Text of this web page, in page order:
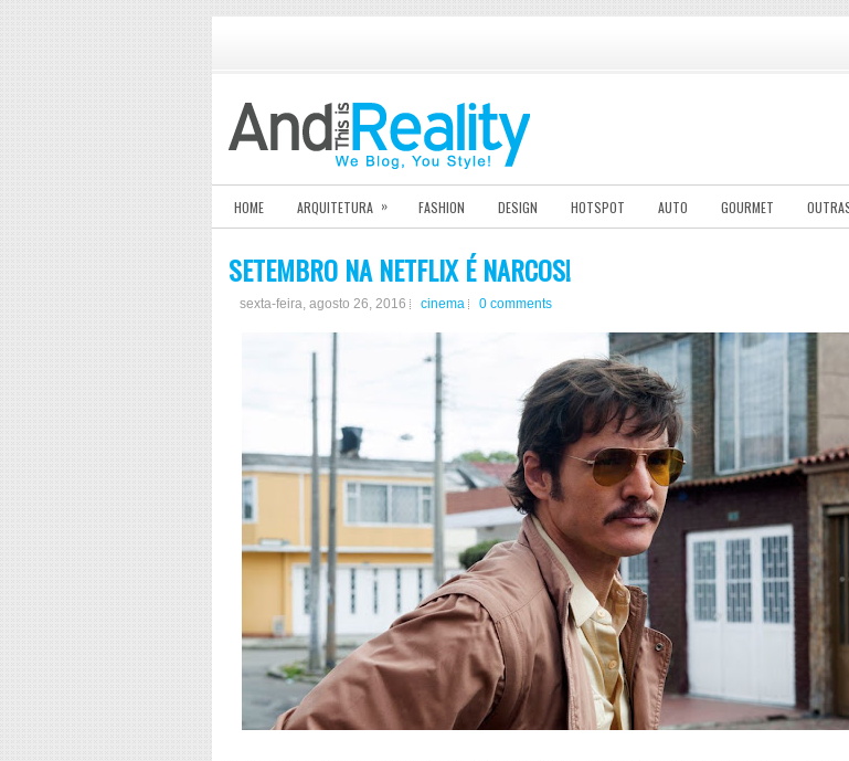
HOME ARQUITETURA » FASHION DESIGN HOTSPOT AUTO GOURMET
SETEMBRO NA NETFLIX É NARCOS!
sexta-feira, agosto 26, 2016 cinema 0 comments